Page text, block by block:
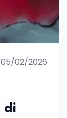
05/02/2026
di